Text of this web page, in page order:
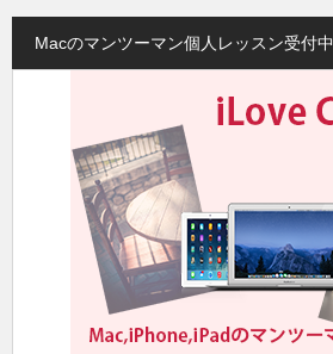
Macのマンツーマン個人レッスン受付中